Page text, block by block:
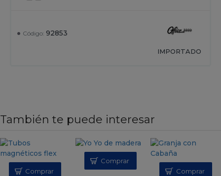
Código: 92853
IMPORTADO
También te puede interesar
Comprar
Comprar
Comprar